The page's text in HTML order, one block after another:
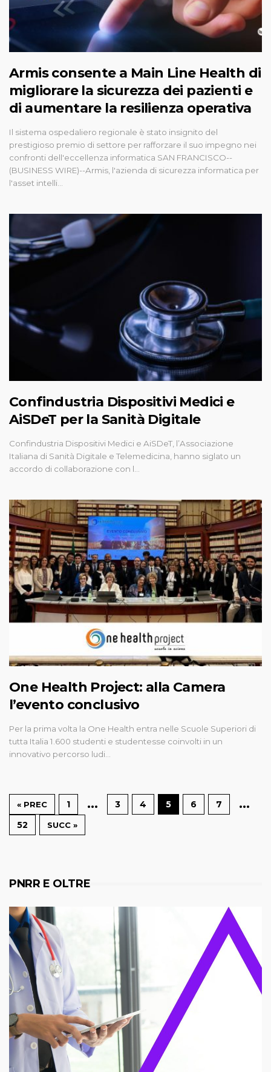
Armis consente a Main Line Health di
migliorare la sicurezza dei pazienti e
di aumentare la resilienza operativa
Il sistema ospedaliero regionale è stato insignito del
prestigioso premio di settore per rafforzare il suo impegno nei
confronti dell'eccellenza informatica SAN FRANCISCO--
(BUSINESS WIRE)--Armis, l'azienda di sicurezza informatica per
l'asset intelli...
Confindustria Dispositivi Medici e
AiSDeT per la Sanità Digitale
Confindustria Dispositivi Medici e AiSDeT, l’Associazione
Italiana di Sanità Digitale e Telemedicina, hanno siglato un
accordo di collaborazione con l…
One Health Project: alla Camera
l’evento conclusivo
Per la prima volta la One Health entra nelle Scuole Superiori di
tutta Italia 1.600 studenti e studentesse coinvolti in un
innovativo percorso ludi…
« PREC 1 … 3 4 5 6 7 …
52 SUCC »
PNRR E OLTRE